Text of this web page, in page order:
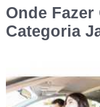
Onde
Categoria